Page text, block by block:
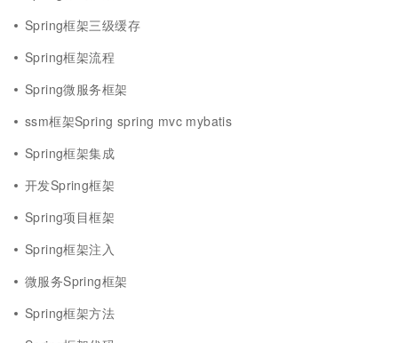
Spring框架三级缓存
Spring框架流程
Spring微服务框架
ssm框架Spring spring mvc mybatis
Spring框架集成
开发Spring框架
Spring项目框架
Spring框架注入
微服务Spring框架
Spring框架方法